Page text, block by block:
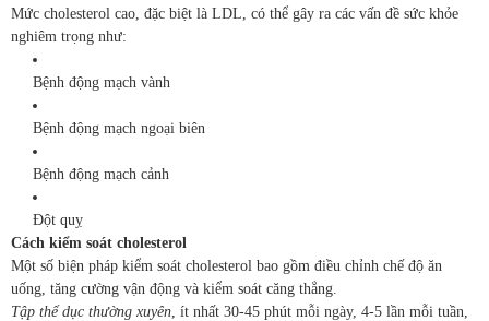
Mức cholesterol cao, đặc biệt là LDL, có thể gây ra các vấn đề sức khỏe
nghiêm trọng như:
Bệnh động mạch vành
Bệnh động mạch ngoại biên
Bệnh động mạch cảnh
Đột quỵ
Cách kiểm soát cholesterol
Một số biện pháp kiểm soát cholesterol bao gồm điều chỉnh chế độ ăn
uống, tăng cường vận động và kiểm soát căng thẳng.
Tập thể dục thường xuyên , ít nhất 30-45 phút mỗi ngày, 4-5 lần mỗi tuần,